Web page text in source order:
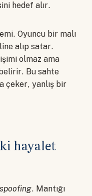
hedef alır.
Oyuncu bir malı
alıp satar.
olmaz ama
Bu sahte
çeker, yanlış bir
hayalet
spoofing. Mantığı